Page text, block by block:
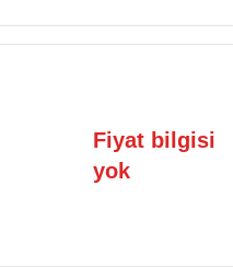
Fiyat bilgisi
yok